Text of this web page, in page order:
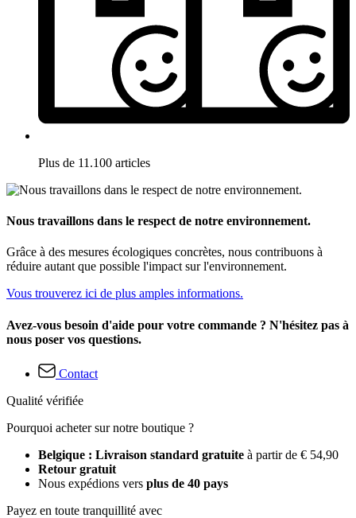
Plus de 11.100 articles
Nous travaillons dans le respect de notre environnement.
Grâce à des mesures écologiques concrètes, nous contribuons à
réduire autant que possible l'impact sur l'environnement.
Vous trouverez ici de plus amples informations.
Avez-vous besoin d'aide pour votre commande ? N'hésitez pas à
nous poser vos questions.
Contact
Qualité vérifiée
Pourquoi acheter sur notre boutique ?
Belgique : Livraison standard gratuite à partir de € 54,90
Retour gratuit
Nous expédions vers plus de 40 pays
Payez en toute tranquillité avec